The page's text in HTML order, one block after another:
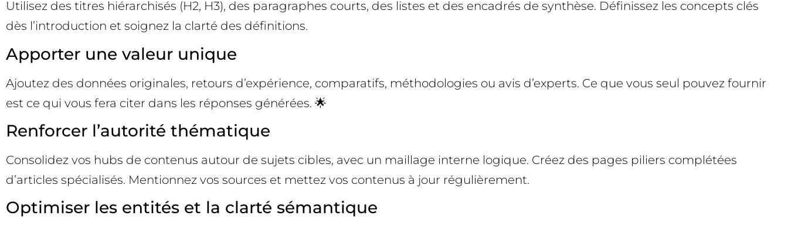
Utilisez des titres hiérarchisés (H2, H3), des paragraphes courts, des listes et des encadrés de synthèse. Définissez les concepts clés
dès l’introduction et soignez la clarté des définitions.
Apporter une valeur unique
Ajoutez des données originales, retours d’expérience, comparatifs, méthodologies ou avis d’experts. Ce que vous seul pouvez fournir
est ce qui vous fera citer dans les réponses générées. 🌟
Renforcer l’autorité thématique
Consolidez vos hubs de contenus autour de sujets cibles, avec un maillage interne logique. Créez des pages piliers complétées
d’articles spécialisés. Mentionnez vos sources et mettez vos contenus à jour régulièrement.
Optimiser les entités et la clarté sémantique